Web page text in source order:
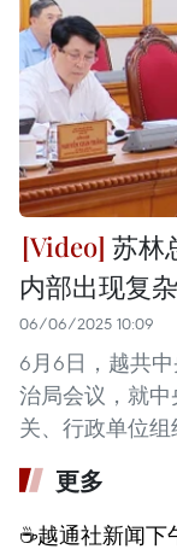
苏林
内部出现复
06/06/2025 10:09
6月6日，越共
治局会议，就
关、行政单位组
更多
☕️越通社新闻下